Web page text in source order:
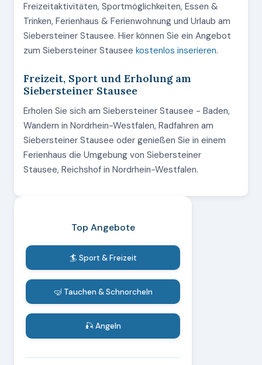
Freizeitaktivitäten, Sportmöglichkeiten, Essen &
Trinken, Ferienhaus & Ferienwohnung und Urlaub am
Siebersteiner Stausee. Hier können Sie ein Angebot
zum Siebersteiner Stausee kostenlos inserieren.
Freizeit, Sport und Erholung am
Siebersteiner Stausee
Erholen Sie sich am Siebersteiner Stausee - Baden,
Wandern in Nordrhein-Westfalen, Radfahren am
Siebersteiner Stausee oder genießen Sie in einem
Ferienhaus die Umgebung von Siebersteiner
Stausee, Reichshof in Nordrhein-Westfalen.
Top Angebote
🏄 Sport & Freizeit
🤿 Tauchen & Schnorcheln
🎣 Angeln